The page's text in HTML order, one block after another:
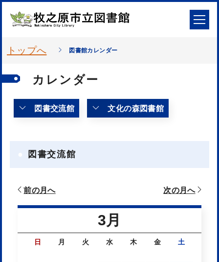
トップへ 図書館カレンダー
カレンダー
図書交流館 文化の森図書館
図書交流館
前の月へ 次の月へ
3月
日 月 火 水 木 金 土